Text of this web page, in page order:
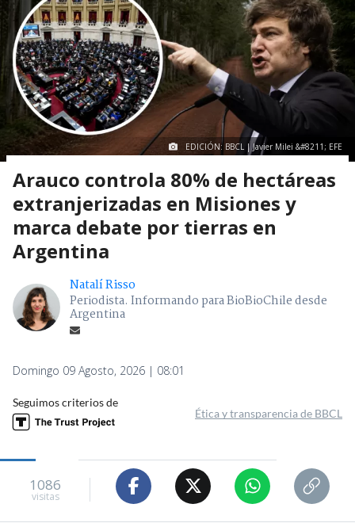
EDICIÓN: BBCL | Javier Milei &#8211; EFE
Arauco controla 80% de hectáreas
extranjerizadas en Misiones y
marca debate por tierras en
Argentina
Natalí Risso
Periodista. Informando para BioBioChile desde
Argentina
Domingo 09 Agosto, 2026 | 08:01
Seguimos criterios de
Ética y transparencia de BBCL
1086
visitas